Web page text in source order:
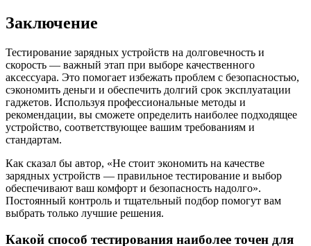
Заключение
Тестирование зарядных устройств на долговечность и
скорость — важный этап при выборе качественного
аксессуара. Это помогает избежать проблем с безопасностью,
сэкономить деньги и обеспечить долгий срок эксплуатации
гаджетов. Используя профессиональные методы и
рекомендации, вы сможете определить наиболее подходящее
устройство, соответствующее вашим требованиям и
стандартам.
Как сказал бы автор, «Не стоит экономить на качестве
зарядных устройств — правильное тестирование и выбор
обеспечивают ваш комфорт и безопасность надолго».
Постоянный контроль и тщательный подбор помогут вам
выбрать только лучшие решения.
Какой способ тестирования наиболее точен для